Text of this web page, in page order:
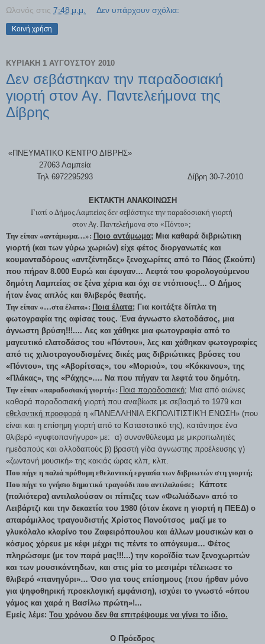
Ωλονός στις 7:48 μ.μ. Δεν υπάρχουν σχόλια:
Κοινή χρήση
ΚΥΡΙΑΚΉ 1 ΑΥΓΟΎΣΤΟΥ 2010
Δεν σεβάστηκαν την παραδοσιακή
γιορτή στον Αγ. Παντελεήμονα της
Δίβρης
«ΠΝΕΥΜΑΤΙΚΟ ΚΕΝΤΡΟ ΔΙΒΡΗΣ»
27063 Λαμπεία
Τηλ 6972295293
Δίβρη 30-7-2010
ΕΚΤΑΚΤΗ ΑΝΑΚΟΙΝΩΣΗ
Γιατί ο Δήμος Λαμπείας δεν σεβάστηκε την παραδοσιακή γιορτή
στον Αγ. Παντελεήμονα στο «Πόντο»;
Την είπαν «αντάμωμα…»: Ποιο αντάμωμα; Μια καθαρά διβριώτικη
γιορτή (και των γύρω χωριών) είχε φέτος διοργανωτές και
κουμανταδόρους «αντζέντηδες» ξενοχωρίτες από το Πάος (Σκούπι)
που πήραν 8.000 Ευρώ και έφυγαν… Λεφτά του φορολογούμενου
δημότη Λαμπείας σε ξένα χέρια και όχι σε ντόπιους!... Ο Δήμος
ήταν ένας απλός και θλιβερός θεατής.
Την είπαν «…στα έλατα»: Ποια έλατα; Για κοιτάξτε δίπλα τη
φωτογραφία της αφίσας τους. Ένα άγνωστο ελατοδάσος, μια
άγνωστη βρύση!!!.... Λες και χάθηκε μια φωτογραφία από το
μαγευτικό ελατοδάσος του «Πόντου», λες και χάθηκαν φωτογραφίες
από τις χιλιοτραγουδισμένες δικές μας διβριώτικες βρύσες του
«Πόντου», της «Αβορίτσας», του «Μοριού», του «Κόκκινου», της
«Πλάκας», της «Ράχης»…. Να που πήγαν τα λεφτά του δημότη.
Την είπαν «παραδοσιακή γιορτή»: Ποια παραδοσιακή; Μια από αιώνες
καθαρά παραδοσιακή γιορτή που αναβίωσε με σεβασμό το 1979 και
εθελοντική προσφορά η «ΠΑΝΕΛΛΗΝΙΑ ΕΚΠΟΛΙΤΙΣΤΙΚΉ ΕΝΩΣΗ» (που
είναι και η επίσημη γιορτή από το Καταστατικό της), κατάντησε ένα
θλιβερό «γυφτοπανήγυρο» με: α) συνονθύλευμα με μικροπωλητές
ημεδαπούς και αλλοδαπούς β) βραστή γίδα άγνωστης προέλευσης γ)
«ζωντανή μουσική» της κακιάς ώρας κλπ, κλπ.
Που πήγε η παλιά πρόθυμη εθελοντική εργασία των διβριωτών στη γιορτή;
Που πήγε το γνήσιο δημοτικό τραγούδι που αντιλαλούσε;
Κάποτε
(παλιότερα) αντιλαλούσαν οι πίπιζες των «Φωλιάδων» από το
Λειβάρτζι και την δεκαετία του 1980 (όταν έκανε η γιορτή η ΠΕΕΔ) ο
απαράμιλλος τραγουδιστής Χρίστος Πανούτσος μαζί με το
γλυκόλαλο κλαρίνο του Ζαφειρόπουλου και άλλων μουσικών και ο
κόσμος χόρευε με κέφι μέχρι τις πέντε το απόγευμα… Φέτος
πληρώσαμε (με τον παρά μας!!!...) την κοροϊδία των ξενοχωριτών
και των μουσικάντηδων, και στις μία το μεσιμέρι τέλειωσε το
θλιβερό «πανηγύρι»… Όσο για τους επίσημους (που ήρθαν μόνο
για ψηφοθηρική προεκλογική εμφάνιση), ισχύει το γνωστό «όπου
γάμος και χαρά η Βασίλω πρώτη»!...
Εμείς λέμε: Του χρόνου δεν θα επιτρέψουμε να γίνει το ίδιο.
Ο Πρόεδρος